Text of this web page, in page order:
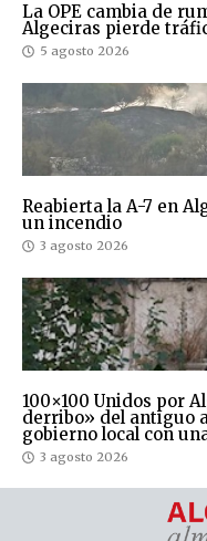
La OPE cambia de
Algeciras pierde
5 agosto 2026
Reabierta la A-7 en
un incendio
3 agosto 2026
100×100 Unidos por
derribo» del antiguo
gobierno local con
3 agosto 2026